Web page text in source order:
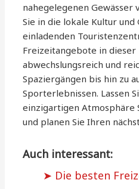
nahegelegenen
Sie in die lokale Kultur
einladenden
Freizeitangebote in dieser
abwechslungsreich und
Spaziergängen bis hin zu
Sporterlebnissen. Lassen
einzigartigen Atmosphäre
und planen Sie Ihren
Auch interessant:
Die besten